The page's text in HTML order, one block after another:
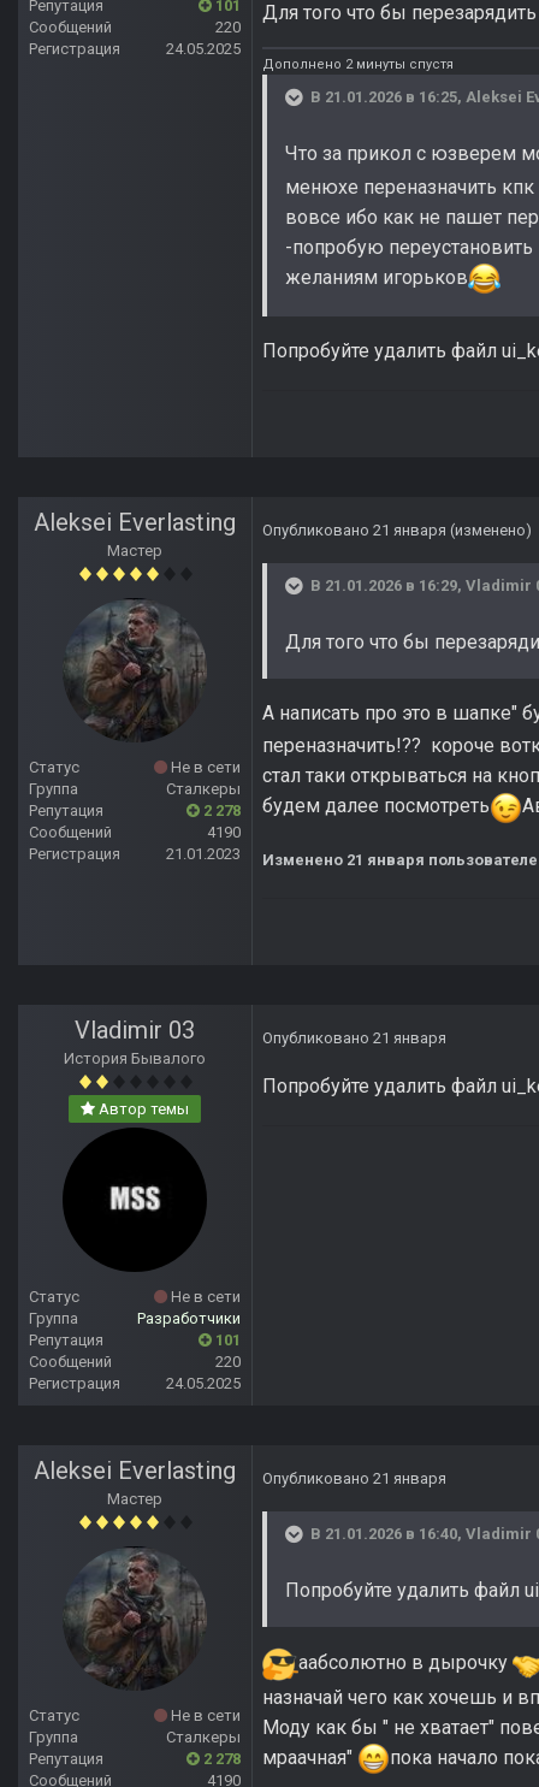
Репутация
101
Сообщений
220
Регистрация
24.05.2025
Для того что бы
Дополнено 2 минуты спустя
В 21.01.2026 в 16:25, Aleksei
Что за прикол с юзверем
менюхе переназначить
вовсе ибо как не пашет
-попробую
желаниям игорьков
Попробуйте удалить файл
Aleksei Everlasting
Мастер
Статус
Не в сети
Группа
Сталкеры
Репутация
2 278
Сообщений
4190
Регистрация
21.01.2023
Опубликовано 21 января (изменено)
В 21.01.2026 в 16:29, Vladimir
Для того что бы
А написать про это в шапке"
переназначить!?? короче
стал таки открываться на
будем далее посмотреть
Изменено 21 января
Vladimir 03
История Бывалого
Автор темы
Статус
Не в сети
Группа
Разработчики
Репутация
101
Сообщений
220
Регистрация
24.05.2025
Опубликовано 21 января
Попробуйте удалить файл
Aleksei Everlasting
Мастер
Статус
Не в сети
Группа
Сталкеры
Репутация
2 278
Сообщений
4190
Опубликовано 21 января
В 21.01.2026 в 16:40, Vladimir
Попробуйте удалить файл
аабсолютно в дырочку
назначай чего как хочешь и
Моду как бы " не хватает"
мраачная"
пока начало